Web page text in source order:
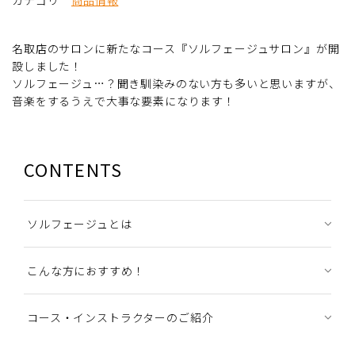
名取店のサロンに新たなコース『ソルフェージュサロン』が開
設しました！
ソルフェージュ…？聞き馴染みのない方も多いと思いますが、
音楽をするうえで大事な要素になります！
CONTENTS
ソルフェージュとは
こんな方におすすめ！
コース・インストラクターのご紹介